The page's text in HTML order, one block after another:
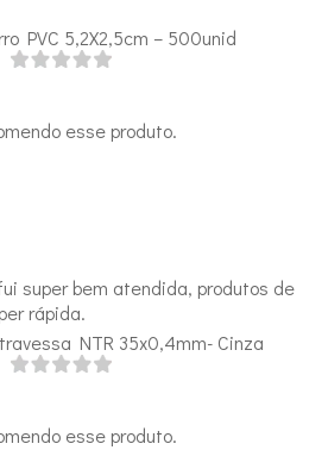
PVC 5,2X2,5cm – 500unid
esse produto.
super bem atendida, produtos de
rápida.
NTR 35x0,4mm- Cinza
esse produto.